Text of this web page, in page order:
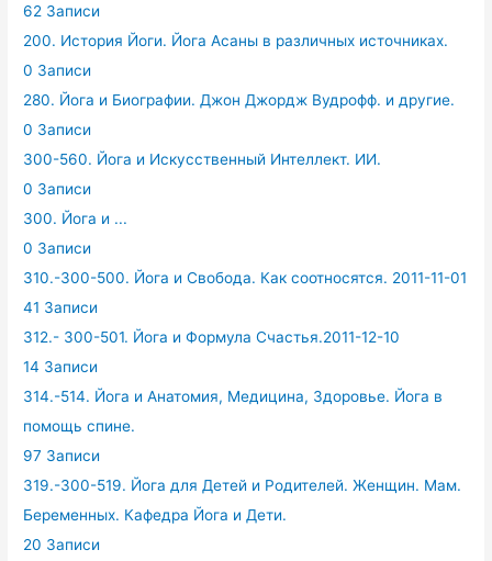
62 Записи
200. История Йоги. Йога Асаны в различных источниках.
0 Записи
280. Йога и Биографии. Джон Джордж Вудрофф. и другие.
0 Записи
300-560. Йога и Искусственный Интеллект. ИИ.
0 Записи
300. Йога и ...
0 Записи
310.-300-500. Йога и Свобода. Как соотносятся. 2011-11-01
41 Записи
312.- 300-501. Йога и Формула Счастья.2011-12-10
14 Записи
314.-514. Йога и Анатомия, Медицина, Здоровье. Йога в
помощь спине.
97 Записи
319.-300-519. Йога для Детей и Родителей. Женщин. Мам.
Беременных. Кафедра Йога и Дети.
20 Записи